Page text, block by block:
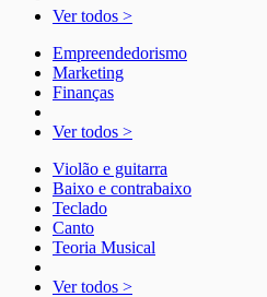
Ver todos >
Empreendedorismo
Marketing
Finanças
Ver todos >
Violão e guitarra
Baixo e contrabaixo
Teclado
Canto
Teoria Musical
Ver todos >